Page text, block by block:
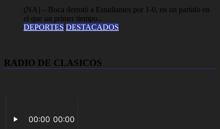
(NA) – Boca derrotó a Estudiantes por 1-0, en un partido en
el que un primer tiempo...
DEPORTES DESTACADOS
RADIO DE CLASICOS